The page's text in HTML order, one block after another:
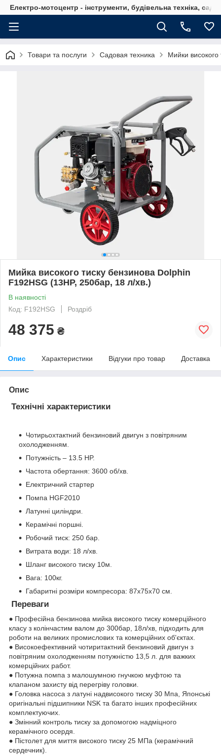
Електро-мотоцентр - інструменти, будівельна техніка,
Товари та послуги Садовая техника Мийки високого
Мийка високого тиску бензинова Dolphin
F192HSG (13HP, 250бар, 18 л/хв.)
В наявності
Код: F192HSG
Роздріб
48 375 ₴
Опис Характеристики Відгуки про товар Доставка
Опис
Технічні характеристики
Чотирьохтактний бензиновий двигун з повітряним
охолодженням.
Потужність – 13.5 HP.
Частота обертання: 3600 об/хв.
Електричний стартер
Помпа HGF2010
Латунні циліндри.
Керамічні поршні.
Робочий тиск: 250 бар.
Витрата води: 18 л/хв.
Шланг високого тиску 10м.
Вага: 100кг.
Габаритні розміри компресора: 87х75х70 см.
Переваги
● Професійна бензинова мийка високого тиску комерційного
класу з колінчастим валом до 300бар, 18л/хв, підходить для
роботи на великих промислових та комерційних об'єктах.
● Високоефективний чотиритактний бензиновий двигун з
повітряним охолодженням потужністю 13,5 л. для важких
комерційних работ.
● Потужна помпа з малошумною гнучкою муфтою та
клапаном захисту від перегріву головки.
● Головка насоса з латуні надвисокого тиску 30 Мпа, Японські
оригінальні підшипники NSK та багато інших професійних
комплектуючих.
● Змінний контроль тиску за допомогою надміцного
керамічного осердя.
● Пістолет для миття високого тиску 25 МПа (керамічний
сердечник).